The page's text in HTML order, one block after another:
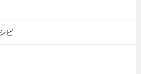
ピ